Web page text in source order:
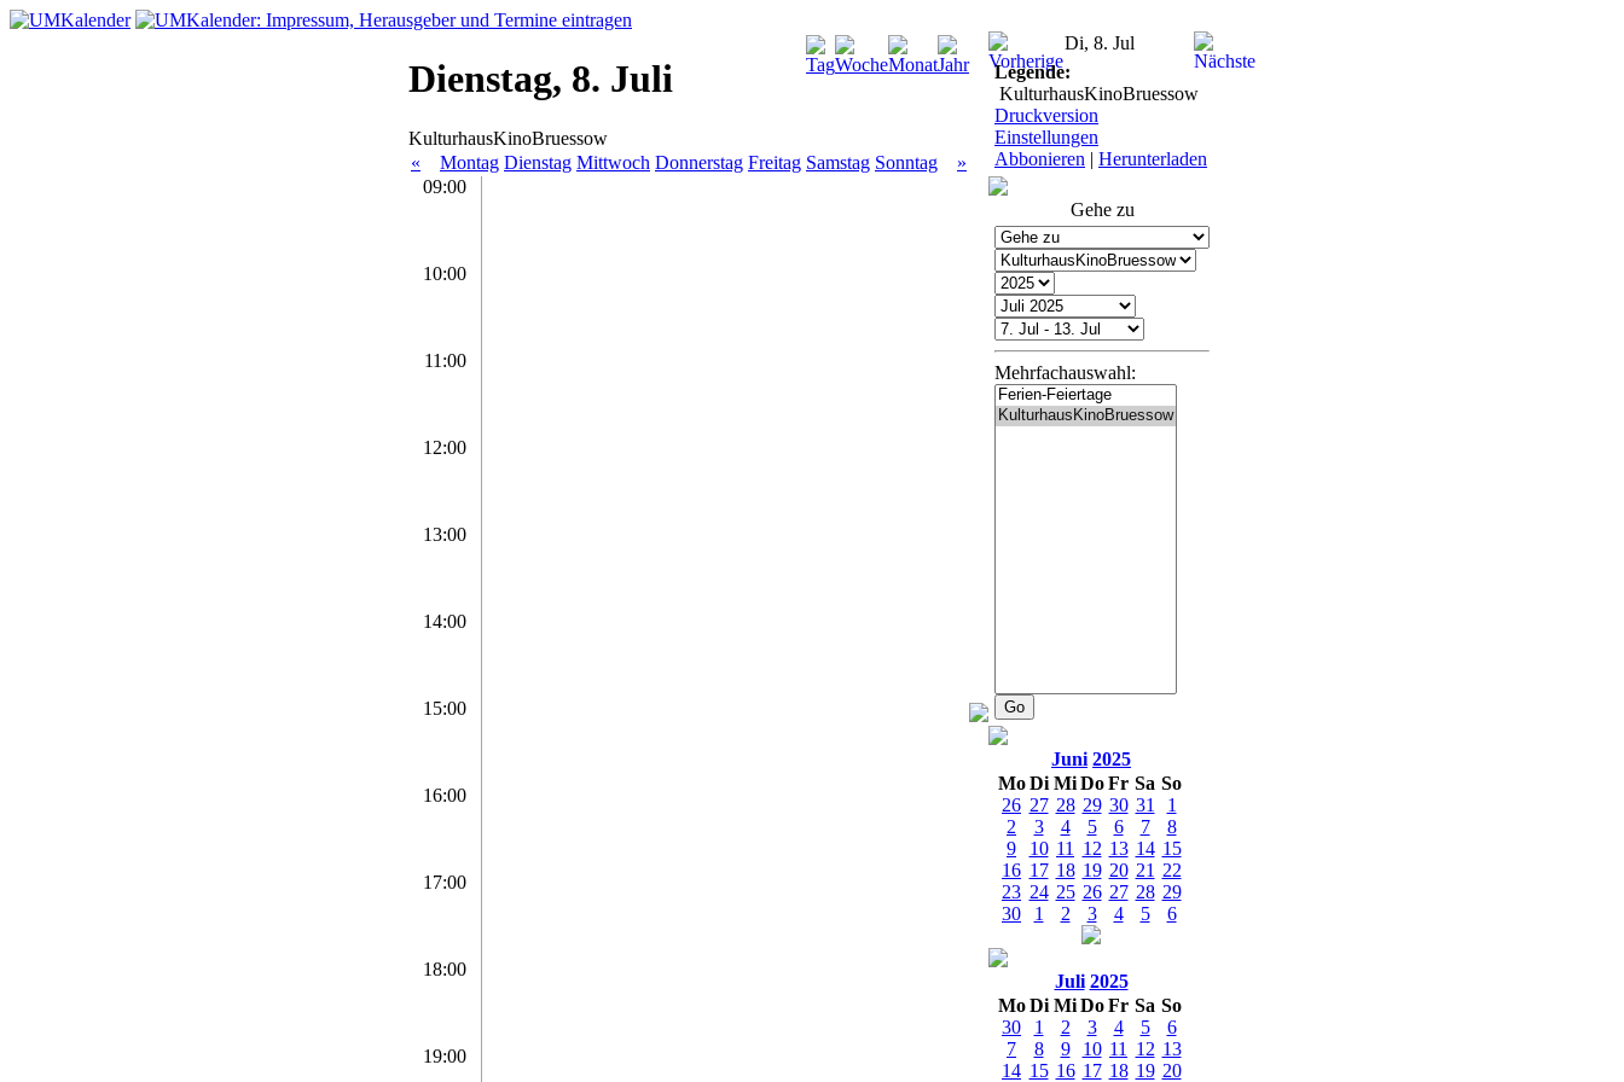
Dienstag, 8. Juli
KulturhausKinoBruessow
«
Montag Dienstag Mittwoch Donnerstag Freitag Samstag Sonntag
»
09:00
10:00
11:00
12:00
13:00
14:00
15:00
16:00
17:00
18:00
19:00
Di, 8. Jul
Legende:
KulturhausKinoBruessow
Druckversion
Einstellungen
Abbonieren | Herunterladen
Gehe zu
Mehrfachauswahl:
Juni 2025
Mo Di MiDo Fr Sa So
26 27 28 29 30 31
1
2
3 4 5 6 7
8
9
10 11 12 13 14 15
16 17 18 19 20 21 22
23 24 25 26 27 28 29
30
1 2 3 4 5 6
Juli 2025
Mo Di MiDo Fr Sa So
30
1 2 3 4 5
6
7
8 9 10 11 12 13
14 15 16 17 18 19 20